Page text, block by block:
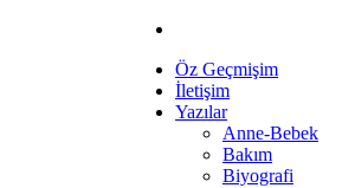
Öz Geçmişim
İletişim
Yazılar
Anne-Bebek
Bakım
Biyografi